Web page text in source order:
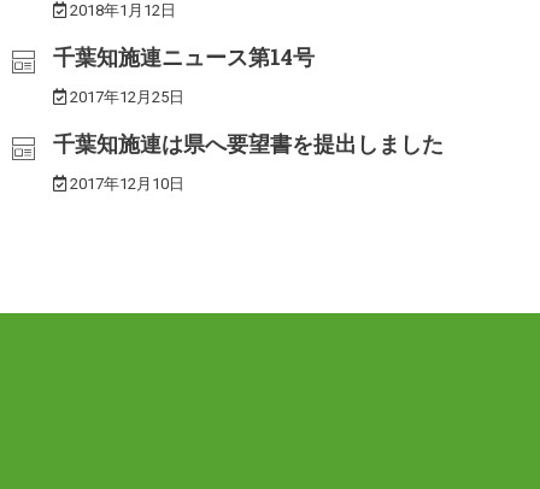
2018年1月12日
千葉知施連ニュース第14号
2017年12月25日
千葉知施連は県へ要望書を提出しました
2017年12月10日